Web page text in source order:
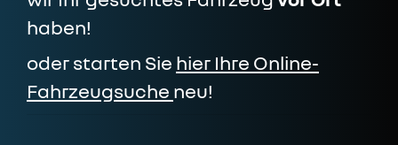
haben!
oder starten Sie hier Ihre Online-
Fahrzeugsuche neu!